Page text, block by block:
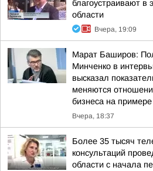
благоустраивают в
области
Вчера, 19:09
Марат Баширов:
Минченко в
высказал
меняются
бизнеса на
Вчера, 18:37
Более 35 тысяч
консультаций
области с начала